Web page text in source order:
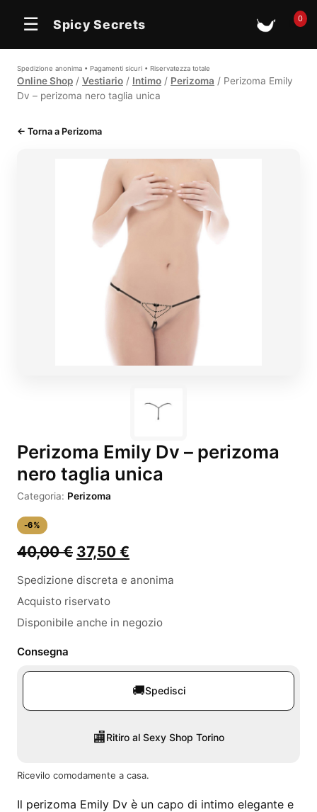
☰ Spicy Secrets 🛒0
Spedizione anonima • Pagamenti sicuri • Riservatezza totale
Online Shop / Vestiario / Intimo / Perizoma / Perizoma Emily
Dv – perizoma nero taglia unica
← Torna a Perizoma
Perizoma Emily Dv – perizoma
nero taglia unica
Categoria: Perizoma
-6%
40,00€ Il
prezzo
originale
era:
37,50 €
prezzo
è:
Spedizione discreta e anonima
Acquisto riservato
Disponibile anche in negozio
Consegna
🚚Spedisci
🏬Ritiro al Sexy Shop Torino
Ricevilo comodamente a casa.
Il perizoma Emily Dv è un capo di intimo elegante e